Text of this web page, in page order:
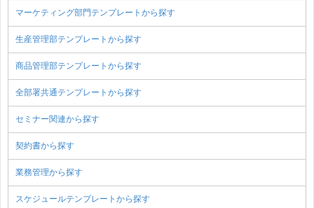
マーケティング部門テンプレートから探す
生産管理部テンプレートから探す
商品管理部テンプレートから探す
全部署共通テンプレートから探す
セミナー関連から探す
契約書から探す
業務管理から探す
スケジュールテンプレートから探す